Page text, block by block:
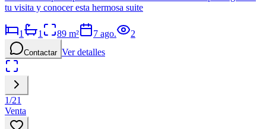
tu visita y conocer esta hermosa suite
1 1 89 m² 7 ago. 2
Contactar Ver detalles
1/21
Venta